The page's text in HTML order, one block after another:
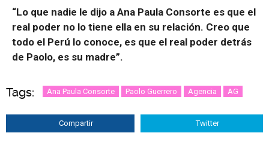
“Lo que nadie le dijo a Ana Paula Consorte es que el
real poder no lo tiene ella en su relación. Creo que
todo el Perú lo conoce, es que el real poder detrás
de Paolo, es su madre”.
Tags: Ana Paula Consorte Paolo Guerrero Agencia AG
Compartir Twitter